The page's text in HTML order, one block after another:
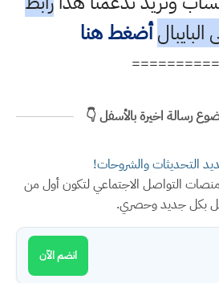
أضغط هنا
رسالة اخيرة بالأسفل 👇
التحديثات والشروحات!
منصات التواصل الاجتماعي لتكون أول من
بكل جديد وحصري.
انضم الآن